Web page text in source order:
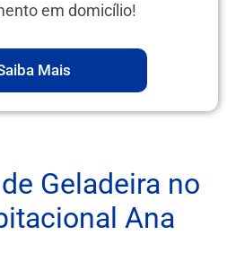
em domicílio!
Mais
de Geladeira no
Ana